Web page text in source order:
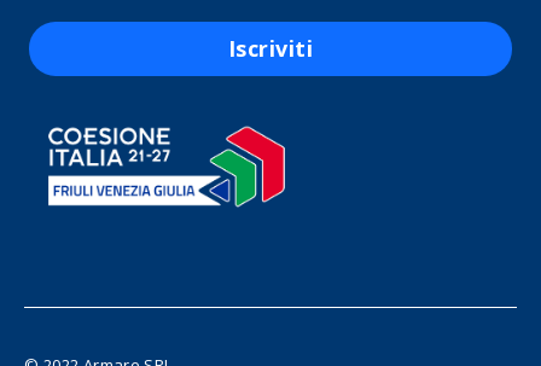
Iscriviti